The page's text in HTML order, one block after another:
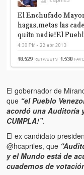
Acerca de este blog
Artículos
El Tipo y los Rojos
Teques)
La burla del
Chavez “such a
Venezuela)
Luis y El Mono…
El gobernador de
que “el Pueblo
acordó una Auditoría
CUMPLA!”.
El ex candidato
@hcapriles, que
y el Mundo está de
cuadernos de